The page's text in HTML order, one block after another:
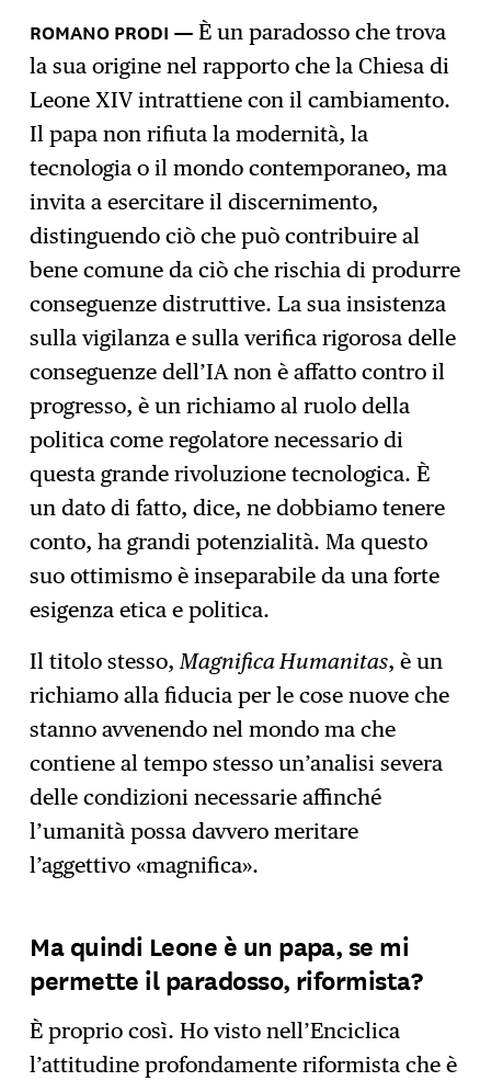
È un paradosso che trova
la sua origine nel rapporto che la Chiesa di
Leone XIV intrattiene con il cambiamento.
Il papa non rifiuta la modernità, la
tecnologia o il mondo contemporaneo, ma
invita a esercitare il discernimento,
distinguendo ciò che può contribuire al
bene comune da ciò che rischia di produrre
conseguenze distruttive. La sua insistenza
sulla vigilanza e sulla verifica rigorosa delle
conseguenze dell’IA non è affatto contro il
progresso, è un richiamo al ruolo della
politica come regolatore necessario di
questa grande rivoluzione tecnologica. È
un dato di fatto, dice, ne dobbiamo tenere
conto, ha grandi potenzialità. Ma questo
suo ottimismo è inseparabile da una forte
esigenza etica e politica.
Il titolo stesso,Magnifica Humanitas, è un
richiamo alla fiducia per le cose nuove che
stanno avvenendo nel mondo ma che
contiene al tempo stesso un’analisi severa
delle condizioni necessarie affinché
l’umanità possa davvero meritare
l’aggettivo «magnifica».
Ma quindi Leone è un papa, se mi
permette il paradosso, riformista?
È proprio così. Ho visto nell’Enciclica
l’attitudine profondamente riformista che è